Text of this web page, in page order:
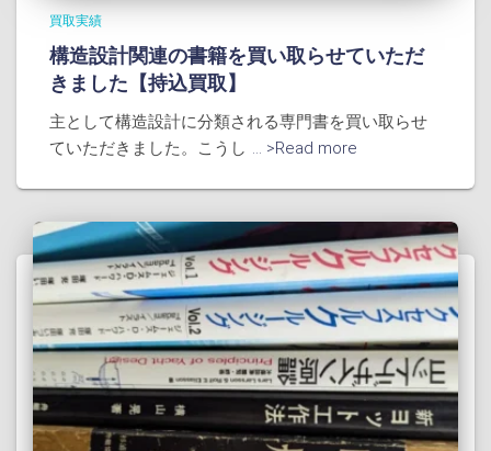
買取実績
構造設計関連の書籍を買い取らせていただ
きました【持込買取】
主として構造設計に分類される専門書を買い取らせ
ていただきました。こうし ... >Read more